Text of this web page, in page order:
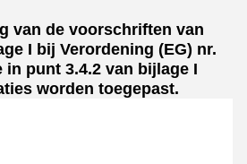
van de voorschriften van
I bij Verordening (EG) nr.
in punt 3.4.2 van bijlage I
worden toegepast.